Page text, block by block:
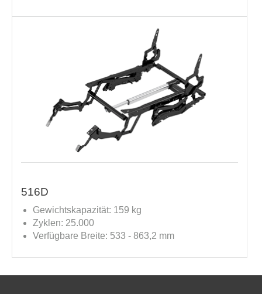
516D
Gewichtskapazität: 159 kg
Zyklen: 25.000
Verfügbare Breite: 533 - 863,2 mm